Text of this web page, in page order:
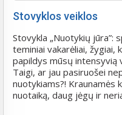
Stovyklos veiklos
Stovykla „Nuotykių jūra”:
teminiai vakarėliai, žygiai,
papildys mūsų intensyvią
Taigi, ar jau pasiruošei
nuotykiams?! Kraunamės
nuotaiką, daug jėgų ir